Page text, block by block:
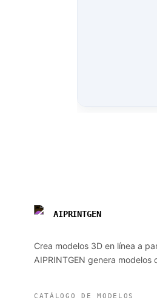
AIPRINTGEN
Crea modelos 3D en línea a
AIPRINTGEN genera
CATÁLOGO DE MODELOS